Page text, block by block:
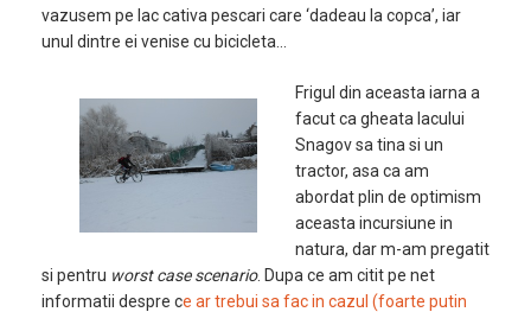
vazusem pe lac cativa pescari care ‘dadeau la copca’, iar
unul dintre ei venise cu bicicleta…
Frigul din aceasta iarna a
facut ca gheata lacului
Snagov sa tina si un
tractor, asa ca am
abordat plin de optimism
aceasta incursiune in
natura, dar m-am pregatit
si pentru worst case scenario. Dupa ce am citit pe net
informatii despre ce ar trebui sa fac in cazul (foarte putin